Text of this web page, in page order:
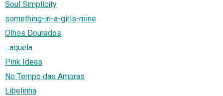
Soul Simplicity
something-in-a-girls-mine
Olhos Dourados
...aquela
Pink Ideas
No Tempo das Amoras
Libelinha